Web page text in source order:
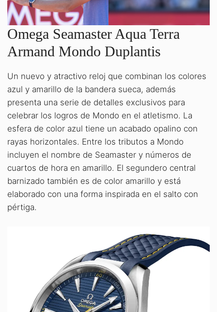
Omega Seamaster Aqua Terra
Armand Mondo Duplantis
Un nuevo y atractivo reloj que combinan los colores
azul y amarillo de la bandera sueca, además
presenta una serie de detalles exclusivos para
celebrar los logros de Mondo en el atletismo. La
esfera de color azul tiene un acabado opalino con
rayas horizontales. Entre los tributos a Mondo
incluyen el nombre de Seamaster y números de
cuartos de hora en amarillo. El segundero central
barnizado también es de color amarillo y está
elaborado con una forma inspirada en el salto con
pértiga.